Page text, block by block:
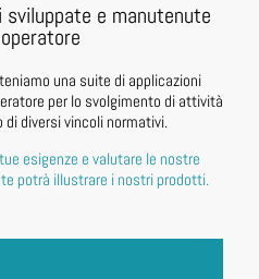
sviluppate e manutenute
una suite di applicazioni
per lo svolgimento di attività
diversi vincoli normativi.
esigenze e valutare le nostre
potrà illustrare i nostri prodotti.